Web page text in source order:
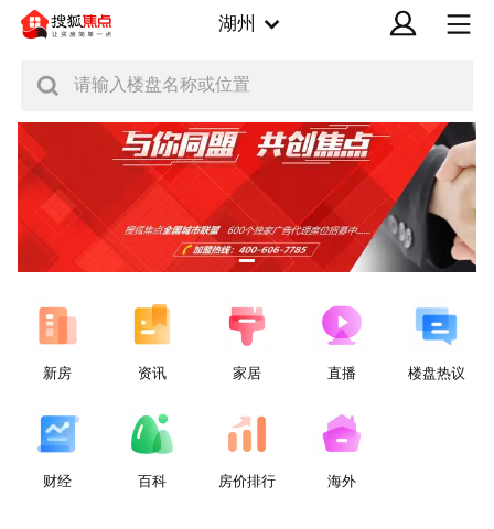
湖州
请输入楼盘名称或位置
新房 资讯 家居 直播 楼盘热议
财经 百科 房价排行 海外